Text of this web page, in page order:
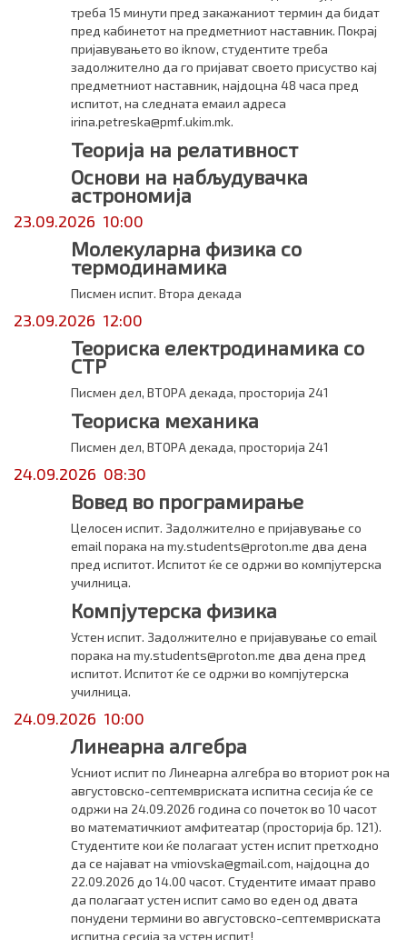
треба 15 минути пред закажаниот термин да бидат
пред кабинетот на предметниот наставник. Покрај
пријавувањето во iknow, студентите треба
задолжително да го пријават своето присуство кај
предметниот наставник, најдоцна 48 часа пред
испитот, на следната емаил адреса
irina.petreska@pmf.ukim.mk.
Теорија на релативност
Основи на набљудувачка
астрономија
23.09.2026 10:00
Молекуларна физика со
термодинамика
Писмен испит. Втора декада
23.09.2026 12:00
Теориска електродинамика со
СТР
Писмен дел, ВТОРА декада, просторија 241
Теориска механика
Писмен дел, ВТОРА декада, просторија 241
24.09.2026 08:30
Вовед во програмирање
Целосен испит. Задолжително е пријавување со
email порака на my.students@proton.me два дена
пред испитот. Испитот ќе се одржи во компјутерска
училница.
Компјутерска физика
Устен испит. Задолжително е пријавување со email
порака на my.students@proton.me два дена пред
испитот. Испитот ќе се одржи во компјутерска
училница.
24.09.2026 10:00
Линеарна алгебра
Усниот испит по Линеарна алгебра во вториот рок на
августовско-септемвриската испитна сесија ќе се
одржи на 24.09.2026 година со почеток во 10 часот
во математичкиот амфитеатар (просторија бр. 121).
Студентите кои ќе полагаат устен испит претходно
да се најават на vmiovska@gmail.com, најдоцна до
22.09.2026 до 14.00 часот. Студентите имаат право
да полагаат устен испит само во еден од двата
понудени термини во августовско-септемвриската
испитна сесија за устен испит!